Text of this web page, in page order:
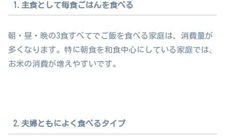
1.主食として毎食ごはんを食べる
朝・昼・晩の3食すべてでご飯を食べる家庭は、消費量が
多くなります。特に朝食を和食中心にしている家庭では、
お米の消費が増えやすいです。
2.夫婦ともによく食べるタイプ